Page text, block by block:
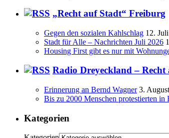
„Recht auf Stadt“ Freiburg
Gegen den sozialen Kahlschlag 12.
Stadt für Alle – Nachrichten Juli 2026
Housing First gibt es nur mit
Radio Dreyeckland – Recht
Erinnerung an Bernd Wagner 3.
Bis zu 2000 Menschen protestierten in
Kategorien